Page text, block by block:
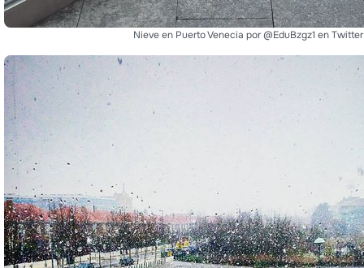
Nieve en Puerto Venecia por @EduBzgz1 en Twitter